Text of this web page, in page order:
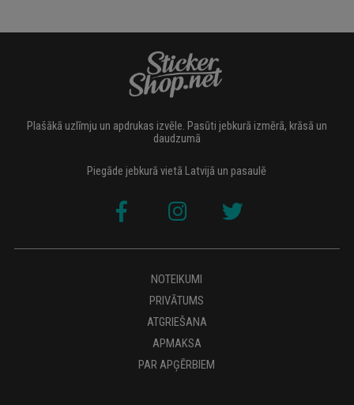
Plašākā uzlīmju un apdrukas izvēle. Pasūti jebkurā izmērā, krāsā un
daudzumā
Piegāde jebkurā vietā Latvijā un pasaulē
NOTEIKUMI
PRIVĀTUMS
ATGRIEŠANA
APMAKSA
PAR APĢĒRBIEM